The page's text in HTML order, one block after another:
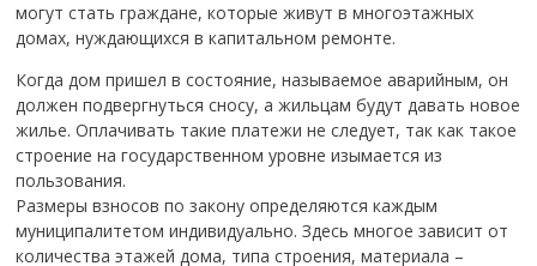
могут стать граждане, которые живут в многоэтажных
домах, нуждающихся в капитальном ремонте.
Когда дом пришел в состояние, называемое аварийным, он
должен подвергнуться сносу, а жильцам будут давать новое
жилье. Оплачивать такие платежи не следует, так как такое
строение на государственном уровне изымается из
пользования.
Размеры взносов по закону определяются каждым
муниципалитетом индивидуально. Здесь многое зависит от
количества этажей дома, типа строения, материала –